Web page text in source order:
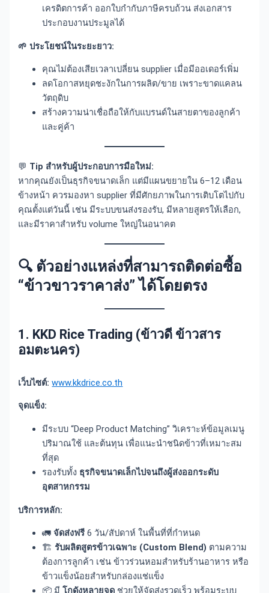
เครดิตการค้า ออกใบกำกับภาษีครบถ้วน ส่งเอกสาร
ประกอบงานประมูลได้
🌱 ประโยชน์ในระยะยาว:
คุณไม่ต้องเสียเวลาเปลี่ยน supplier เมื่อมีออเดอร์เพิ่ม
ลดโอกาสหยุดชะงักในการผลิต/ขาย เพราะขาดแคลน
วัตถุดิบ
สร้างความน่าเชื่อถือให้กับแบรนด์ในสายตาของลูกค้า
และคู่ค้า
💬 Tip สำหรับผู้ประกอบการมือใหม่:
หากคุณยังเป็นธุรกิจขนาดเล็ก แต่มีแผนขยายใน 6–12 เดือน
ข้างหน้า ควรมองหา supplier ที่มีศักยภาพในการเติบโตไปกับ
คุณตั้งแต่วันนี้ เช่น มีระบบขนส่งรองรับ, มีหลายสูตรให้เลือก,
และมีราคาสำหรับ volume ใหญ่ในอนาคต
🔍 ตัวอย่างแหล่งที่สามารถติดต่อซื้อ
“ข้าวขาวราคาส่ง” ได้โดยตรง
1. KKD Rice Trading (ข้าวดี ข้าวสาร
อมตะนคร)
เว็บไซต์: www.kkdrice.co.th
จุดแข็ง:
มีระบบ “Deep Product Matching” วิเคราะห์ข้อมูลเมนู
ปริมาณใช้ และต้นทุน เพื่อแนะนำชนิดข้าวที่เหมาะสม
ที่สุด
รองรับทั้ง ธุรกิจขนาดเล็กไปจนถึงผู้ส่งออกระดับ
อุตสาหกรรม
บริการหลัก:
🚛จัดส่งฟรี 6 วัน/สัปดาห์ ในพื้นที่ที่กำหนด
🏗️รับผลิตสูตรข้าวเฉพาะ (Custom Blend) ตามความ
ต้องการลูกค้า เช่น ข้าวร่วนหอมสำหรับร้านอาหาร หรือ
ข้าวแข็งน้อยสำหรับกล่องแช่แข็ง
📦 มีโกดังหลายจุด ช่วยให้จัดส่งรวดเร็ว พร้อมระบบ